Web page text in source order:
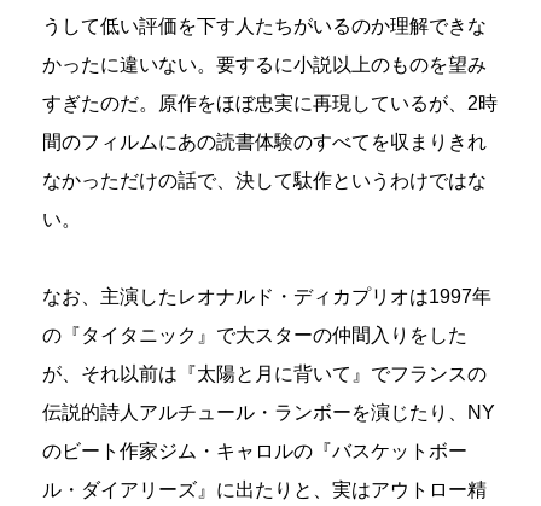
うして低い評価を下す人たちがいるのか理解できな
かったに違いない。要するに小説以上のものを望み
すぎたのだ。原作をほぼ忠実に再現しているが、2時
間のフィルムにあの読書体験のすべてを収まりきれ
なかっただけの話で、決して駄作というわけではな
い。
なお、主演したレオナルド・ディカプリオは1997年
の『タイタニック』で大スターの仲間入りをした
が、それ以前は『太陽と月に背いて』でフランスの
伝説的詩人アルチュール・ランボーを演じたり、NY
のビート作家ジム・キャロルの『バスケットボー
ル・ダイアリーズ』に出たりと、実はアウトロー精